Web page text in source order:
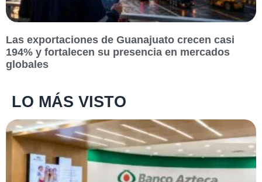
Las exportaciones de Guanajuato crecen casi
194% y fortalecen su presencia en mercados
globales
LO MÁS VISTO